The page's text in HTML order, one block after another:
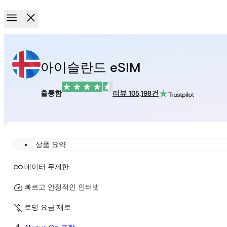
아이슬란드 eSIM
훌륭함 리뷰 105,198건
상품 요약
데이터 무제한
빠르고 안정적인 인터넷
로밍 요금 제로